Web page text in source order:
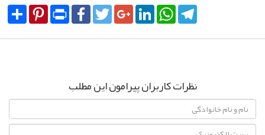
Share PinterestPrint FacebookTwitterGoogle+LinkedInWhatsApp
نظرات کاربران پیرامون این مطلب